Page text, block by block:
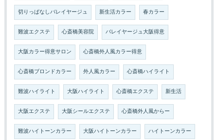
切りっぱなしバレイヤージュ 新生活カラー 春カラー
難波エクステ 心斎橋美容院 バレイヤージュ大阪得意
大阪カラー得意サロン 心斎橋外人風カラー得意
心斎橋ブロンドカラー 外人風カラー 心斎橋ハイライト
難波ハイライト 大阪ハイライト 心斎橋エクステ 新生活
大阪エクステ 大阪シールエクステ 心斎橋外人風からー
難波ハイトーンカラー 大阪ハイトーンカラー ハイトーンカラー